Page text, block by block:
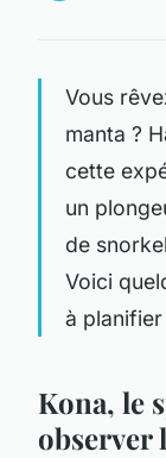
Vous
manta ?
cette
un
de
Voici
à
Kona, le
observer